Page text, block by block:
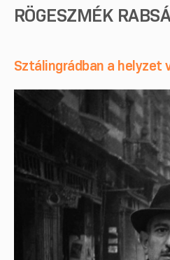
RÖGESZMÉK
Sztálingrádban a